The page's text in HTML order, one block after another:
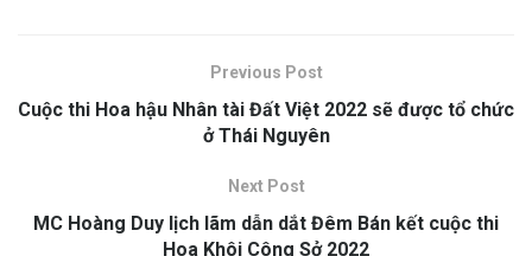
Previous Post
Cuộc thi Hoa hậu Nhân tài Đất Việt 2022 sẽ được tổ chức
ở Thái Nguyên
Next Post
MC Hoàng Duy lịch lãm dẫn dắt Đêm Bán kết cuộc thi
Hoa Khôi Công Sở 2022